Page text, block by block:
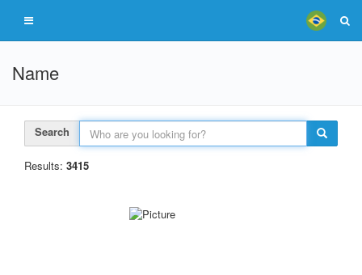
Name
Search
Results: 3415